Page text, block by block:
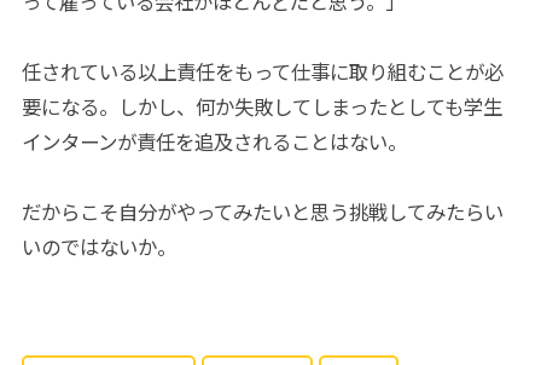
任されている以上責任をもって仕事に取り組むことが必
要になる。しかし、何か失敗してしまったとしても学生
インターンが責任を追及されることはない。
だからこそ自分がやってみたいと思う挑戦してみたらい
いのではないか。